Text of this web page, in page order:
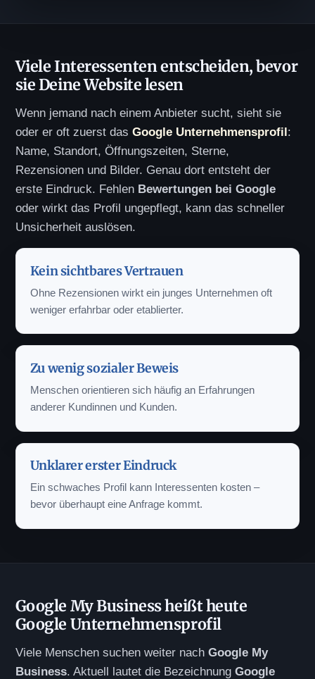
Viele Interessenten entscheiden, bevor
sie Deine Website lesen
Wenn jemand nach einem Anbieter sucht, sieht sie
oder er oft zuerst das Google Unternehmensprofil :
Name, Standort, Öffnungszeiten, Sterne,
Rezensionen und Bilder. Genau dort entsteht der
erste Eindruck. Fehlen Bewertungen bei Google
oder wirkt das Profil ungepflegt, kann das schneller
Unsicherheit auslösen.
Kein sichtbares Vertrauen
Ohne Rezensionen wirkt ein junges Unternehmen oft
weniger erfahrbar oder etablierter.
Zu wenig sozialer Beweis
Menschen orientieren sich häufig an Erfahrungen
anderer Kundinnen und Kunden.
Unklarer erster Eindruck
Ein schwaches Profil kann Interessenten kosten –
bevor überhaupt eine Anfrage kommt.
Google My Business heißt heute
Google Unternehmensprofil
Viele Menschen suchen weiter nach Google My
Business. Aktuell lautet die Bezeichnung Google